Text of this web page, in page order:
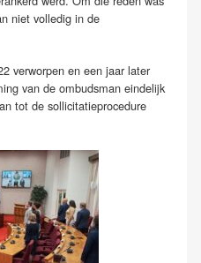
niet volledig in de
verworpen en een jaar later
van de ombudsman eindelijk
tot de sollicitatieprocedure